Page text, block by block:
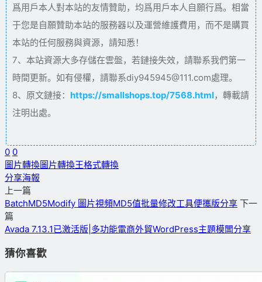
爲用戶本人對本站的友情贊助，均爲用戶本人自願行爲。相當
于您是自願贊助本站的服務器以及運營維護費用，而不是購買
本站的任何服務與資源，請知悉！
7、本站資源大多存儲在雲盤，若鏈接失效，請聯系我們第一
時間更新。如有侵權，請聯系diy945945@111.com處理。
8、原文鏈接： https://smallshops.top/7568.html，轉載請
注明出處。
0 0
圖片轉換圖片轉換王格式轉換
分享海報
上一篇
BatchMD5Modify 圖片視頻MD5值批量修改工具便攜版分享 下一
篇
Avada 7.13.1已激活版|多功能電商外貿WordPress主題模闆分享
猜你喜歡